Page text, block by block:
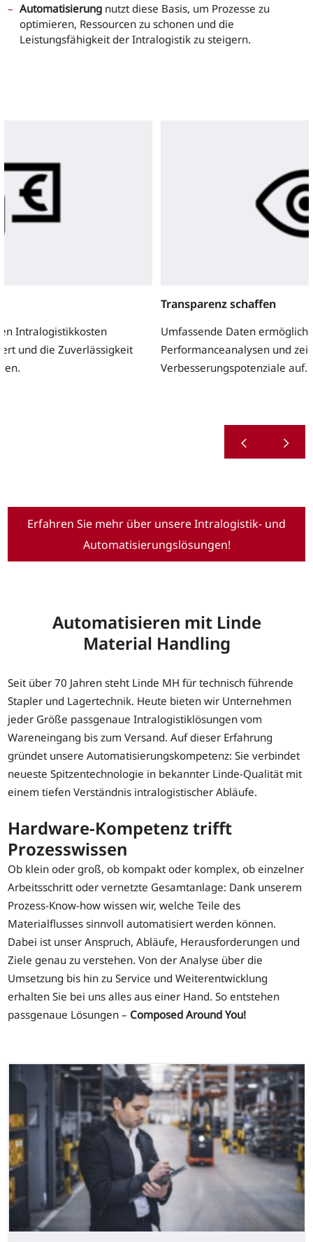
Automatisierung nutzt diese Basis, um Prozesse zu
optimieren, Ressourcen zu schonen und die
Leistungsfähigkeit der Intralogistik zu steigern.
Intralogistikkosten
und die Zuverlässigkeit
Transparenz schaffen
Umfassende Daten
Performanceanalysen und
Verbesserungspotenziale auf.
Erfahren Sie mehr über unsere Intralogistik- und
Automatisierungslösungen!
Automatisieren mit Linde
Material Handling
Seit über 70 Jahren steht Linde MH für technisch führende
Stapler und Lagertechnik. Heute bieten wir Unternehmen
jeder Größe passgenaue Intralogistiklösungen vom
Wareneingang bis zum Versand. Auf dieser Erfahrung
gründet unsere Automatisierungskompetenz: Sie verbindet
neueste Spitzentechnologie in bekannter Linde-Qualität mit
einem tiefen Verständnis intralogistischer Abläufe.
Hardware-Kompetenz trifft
Prozesswissen
Ob klein oder groß, ob kompakt oder komplex, ob einzelner
Arbeitsschritt oder vernetzte Gesamtanlage: Dank unserem
Prozess-Know-how wissen wir, welche Teile des
Materialflusses sinnvoll automatisiert werden können.
Dabei ist unser Anspruch, Abläufe, Herausforderungen und
Ziele genau zu verstehen. Von der Analyse über die
Umsetzung bis hin zu Service und Weiterentwicklung
erhalten Sie bei uns alles aus einer Hand. So entstehen
passgenaue Lösungen – Composed Around You!